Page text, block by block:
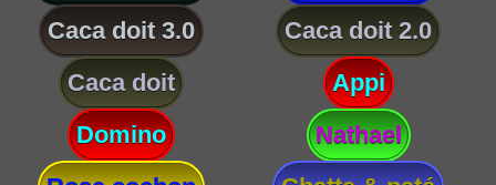
Caca doit 3.0
Caca doit 2.0
Caca doit
Appi
Domino
Nathael